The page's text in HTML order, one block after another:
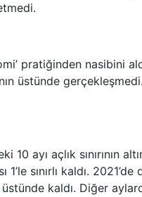
pratiğinden nasibini
üstünde
10 ayı açlık sınırının
1’le sınırlı kaldı.
üstünde kaldı. Diğer